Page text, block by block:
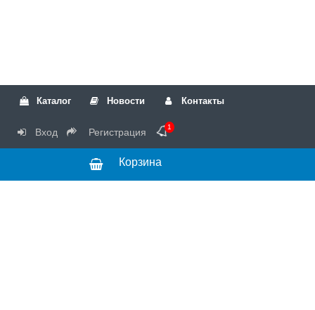
Каталог Новости Контакты
Вход Регистрация 1
Корзина